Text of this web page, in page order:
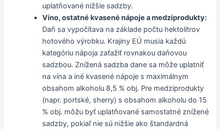
uplatňované nižšie sadzby.
Víno, ostatné kvasené nápoje a medziprodukty:
Daň sa vypočítava na základe počtu hektolitrov
hotového výrobku. Krajiny EÚ musia každú
kategóriu nápoja zaťažiť rovnakou daňovou
sadzbou. Znížená sadzba dane sa môže uplatniť
na vína a iné kvasené nápoje s maximálnym
obsahom alkoholu 8,5 % obj. Pre medziprodukty
(napr. portské, sherry) s obsahom alkoholu do 15
% obj. môžu byť uplatňované samostatné znížené
sadzby, pokiaľ nie sú nižšie ako štandardná